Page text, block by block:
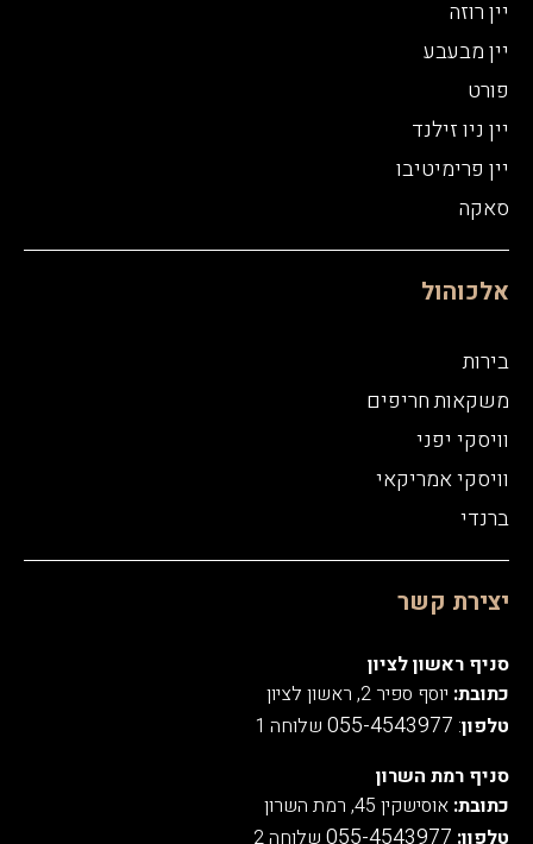
יין רוזה
יין מבעבע
פורט
יין ניו זילנד
יין פרימיטיבו
סאקה
אלכוהול
בירות
משקאות חריפים
וויסקי יפני
וויסקי אמריקאי
ברנדי
יצירת קשר
סניף ראשון לציון
כתובת: יוסף ספיר 2, ראשון לציון
טלפון:
055-4543977 שלוחה 1
סניף רמת השרון
כתובת: אוסישקין 45, רמת השרון